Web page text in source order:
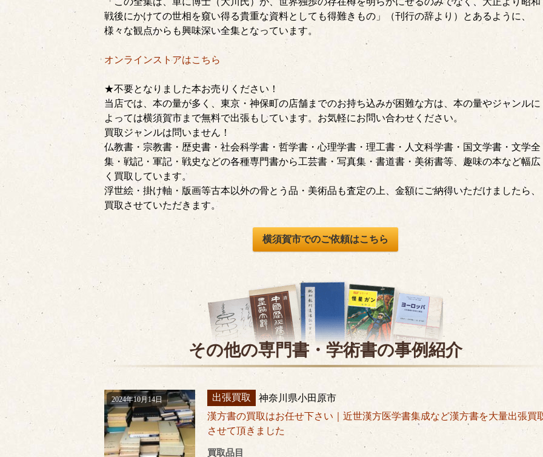
戦後にかけての世相を窺い得る貴重な資料としても得難きもの」（刊行の辞より）とあるように、
様々な観点からも興味深い全集となっています。
オンラインストアはこちら
★不要となりました本お売りください！
当店では、本の量が多く、東京・神保町の店舗までのお持ち込みが困難な方は、本の量やジャンルに
よっては横須賀市まで無料で出張もしています。お気軽にお問い合わせください。
買取ジャンルは問いません！
仏教書・宗教書・歴史書・社会科学書・哲学書・心理学書・理工書・人文科学書・国文学書・文学全
集・戦記・軍記・戦史などの各種専門書から工芸書・写真集・書道書・美術書等、趣味の本など幅広
く買取しています。
浮世絵・掛け軸・版画等古本以外の骨とう品・美術品も査定の上、金額にご納得いただけましたら、
買取させていただきます。
横須賀市でのご依頼はこちら
その他の専門書・学術書の事例紹介
2024年10月14日 出張買取
神奈川県小田原市
漢方書の買取はお任せ下さい｜近世漢方医学書集成など漢方書を大量出張買
させて頂きました
買取品目